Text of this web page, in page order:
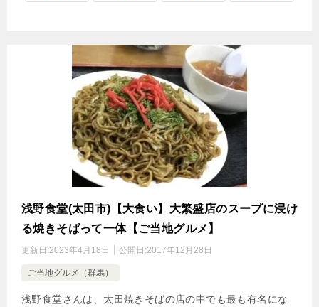
浅野食堂(太田市)【大食い】大繁盛店のスープに浸け
る焼きそばって一体【ご当地グルメ】
更新日:2023年4月18日 公開日:2017年12月28日
ご当地グルメ（群馬）
浅野食堂さんは、太田焼きそばの店の中でも最も有名にな